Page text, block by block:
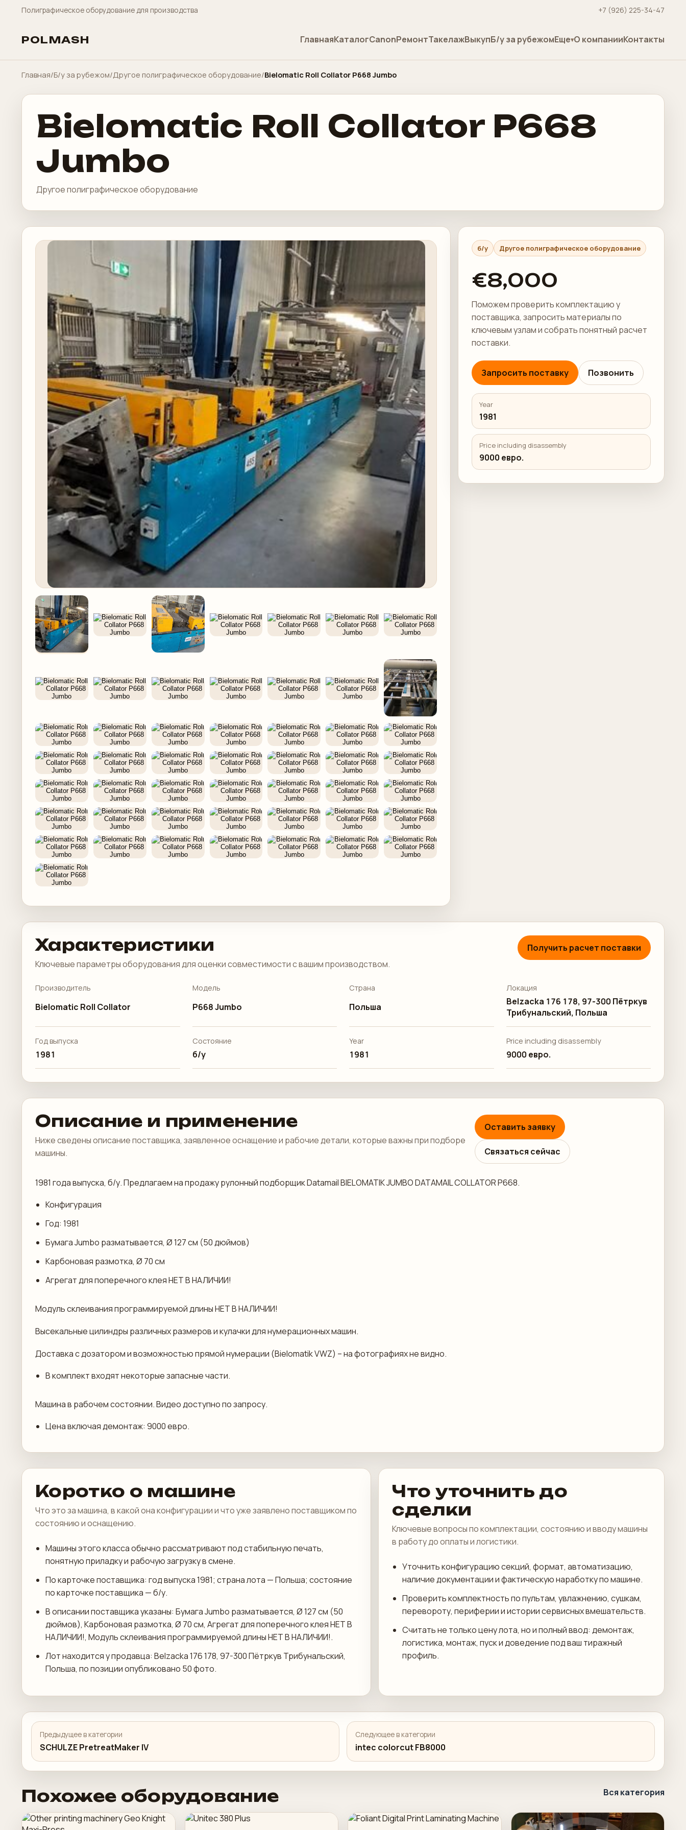
Полиграфическое оборудование для производства +7 (926) 225-34-47
POLMASH ГлавнаяКаталогCanonРемонтТакелажВыкупБ/у за рубежомЕще О компанииКонтакты
Главная/Б/у за рубежом/Другое полиграфическое оборудование/Bielomatic Roll Collator P668 Jumbo
Bielomatic Roll Collator P668
Jumbo
Другое полиграфическое оборудование
б/у Другое полиграфическое оборудование
€8,000
Поможем проверить комплектацию у
поставщика, запросить материалы по
ключевым узлам и собрать понятный расчет
поставки.
Запросить поставку Позвонить
Year
1981
Price including disassembly
9000 евро.
Характеристики
Ключевые параметры оборудования для оценки совместимости с вашим производством.
Получить расчет поставки
Производитель
Bielomatic Roll Collator
Модель
P668 Jumbo
Страна
Польша
Локация
Belzacka 176 178, 97-300 Пётркув
Трибунальский, Польша
Год выпуска
1981
Состояние
б/у
Year
1981
Price including disassembly
9000 евро.
Описание и применение
Ниже сведены описание поставщика, заявленное оснащение и рабочие детали, которые важны при подборе
машины.
Оставить заявку
Связаться сейчас
1981 года выпуска, б/у. Предлагаем на продажу рулонный подборщик Datamail BIELOMATIK JUMBO DATAMAIL COLLATOR P668.
Конфигурация
Год: 1981
Бумага Jumbo разматывается, Ø 127 см (50 дюймов)
Карбоновая размотка, Ø 70 см
Агрегат для поперечного клея НЕТ В НАЛИЧИИ!
Модуль склеивания программируемой длины НЕТ В НАЛИЧИИ!
Высекальные цилиндры различных размеров и кулачки для нумерационных машин.
Доставка с дозатором и возможностью прямой нумерации (Bielomatik VWZ) – на фотографиях не видно.
В комплект входят некоторые запасные части.
Машина в рабочем состоянии. Видео доступно по запросу.
Цена включая демонтаж: 9000 евро.
Коротко о машине
Что это за машина, в какой она конфигурации и что уже заявлено поставщиком по
состоянию и оснащению.
Машины этого класса обычно рассматривают под стабильную печать,
понятную приладку и рабочую загрузку в смене.
По карточке поставщика: год выпуска 1981; страна лота — Польша; состояние
по карточке поставщика — б/у.
В описании поставщика указаны: Бумага Jumbo разматывается, Ø 127 см (50
дюймов), Карбоновая размотка, Ø 70 см, Агрегат для поперечного клея НЕТ В
НАЛИЧИИ!, Модуль склеивания программируемой длины НЕТ В НАЛИЧИИ!.
Лот находится у продавца: Belzacka 176 178, 97-300 Пётркув Трибунальский,
Польша, по позиции опубликовано 50 фото.
Что уточнить до
сделки
Ключевые вопросы по комплектации, состоянию и вводу машины
в работу до оплаты и логистики.
Уточнить конфигурацию секций, формат, автоматизацию,
наличие документации и фактическую наработку по машине.
Проверить комплектность по пультам, увлажнению, сушкам,
перевороту, периферии и истории сервисных вмешательств.
Считать не только цену лота, но и полный ввод: демонтаж,
логистика, монтаж, пуск и доведение под ваш тиражный
профиль.
Предыдущее в категории
SCHULZE PretreatMaker IV
Следующее в категории
intec colorcut FB8000
Похожее оборудование Вся категория